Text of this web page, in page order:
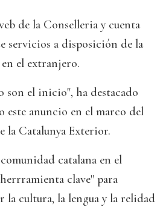
de la Conselleria y cuenta
servicios a disposición de la
el extranjero.
son el inicio", ha destacado
este anuncio en el marco del
la Catalunya Exterior.
catalana en el
clave" para
cultura, la lengua y la relidad